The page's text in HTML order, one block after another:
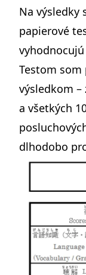
Na výsledky
papierové
Testom
výsledkom –
a všetkých
dlhodobo